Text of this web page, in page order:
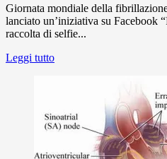
Giornata mondiale della
lanciato un’iniziativa su Facebook
raccolta di selfie...
Leggi tutto